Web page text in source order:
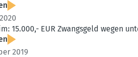
15.000,- EUR Zwangsgeld wegen
2019